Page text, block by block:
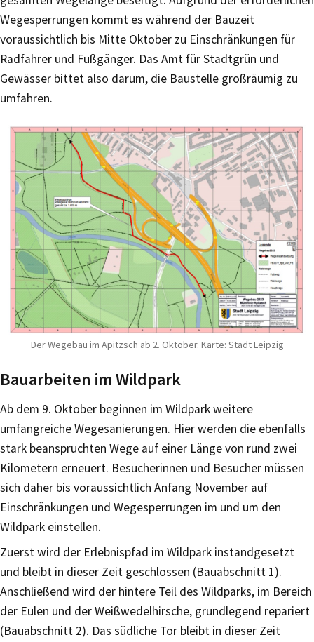
Wegesperrungen kommt es während der Bauzeit
voraussichtlich bis Mitte Oktober zu Einschränkungen für
Radfahrer und Fußgänger. Das Amt für Stadtgrün und
Gewässer bittet also darum, die Baustelle großräumig zu
umfahren.
Der Wegebau im Apitzsch ab 2. Oktober. Karte: Stadt Leipzig
Bauarbeiten im Wildpark
Ab dem 9. Oktober beginnen im Wildpark weitere
umfangreiche Wegesanierungen. Hier werden die ebenfalls
stark beanspruchten Wege auf einer Länge von rund zwei
Kilometern erneuert. Besucherinnen und Besucher müssen
sich daher bis voraussichtlich Anfang November auf
Einschränkungen und Wegesperrungen im und um den
Wildpark einstellen.
Zuerst wird der Erlebnispfad im Wildpark instandgesetzt
und bleibt in dieser Zeit geschlossen (Bauabschnitt 1).
Anschließend wird der hintere Teil des Wildparks, im Bereich
der Eulen und der Weißwedelhirsche, grundlegend repariert
(Bauabschnitt 2). Das südliche Tor bleibt in dieser Zeit